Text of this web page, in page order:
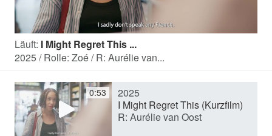
i
d
e
Läuft: I Might Regret This ...
2025 / Rolle: Zoé / R: Aurélie van...
0:53
2025
I Might Regret This (Kurzfilm)
R: Aurélie van Oost